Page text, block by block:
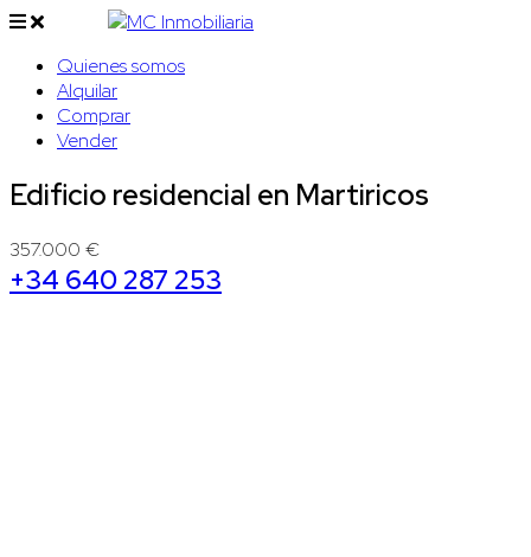
Quienes somos
Alquilar
Comprar
Vender
Edificio residencial en Martiricos
357.000 €
+34 640 287 253